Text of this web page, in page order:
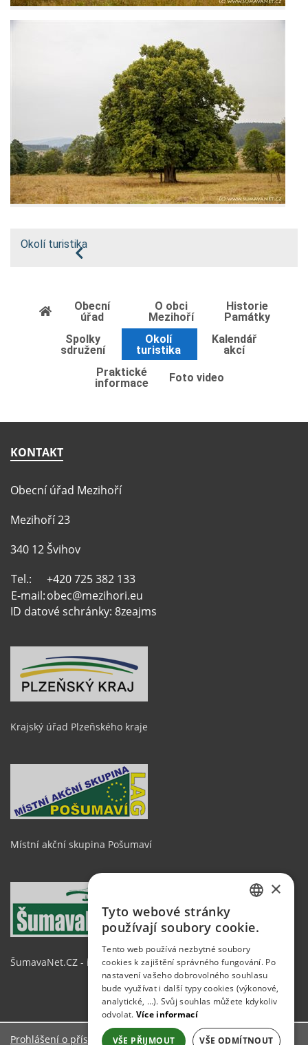
Okolí turistika
Obecní
úřad
O obci
Mezihoří
Historie
Památky
Spolky
sdružení
Okolí
turistika
Kalendář
akcí
Praktické
informace
Foto video
KONTAKT
Obecní úřad Mezihoří
Mezihoří 23
340 12 Švihov
Tel.:
+420 725 382 133
E-mail:obec@mezihori.eu
ID datové schránky: 8zeajms
Krajský úřad Plzeňského kraje
Místní akční skupina Pošumaví
ŠumavaNet.CZ - informace o regionu
Prohlášení o přístupnosti
ENGLISH
×
Tyto webové stránky
používají soubory cookie.
Tento web používá nezbytné soubory
cookies k zajištění správného fungování. Po
nastavení vašeho dobrovolného souhlasu
bude využívat i další typy cookies (výkonové,
analytické, …). Svůj souhlas můžete kdykoliv
odvolat. Více informací
VŠE PŘIJMOUT VŠE ODMÍTNOUT